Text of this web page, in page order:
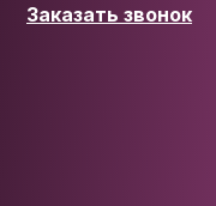
Заказать звонок